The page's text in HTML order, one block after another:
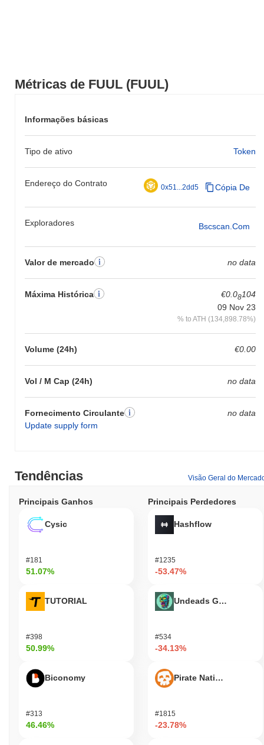
Métricas de FUUL (FUUL)
Informações básicas
Tipo de ativo Token
Endereço do Contrato 0x51...2dd5 Cópia De
Exploradores Bscscan.com
Valor de mercado no data
Máxima Histórica €0.08104
09 Nov 23
% to ATH (134,898.78%)
Volume (24h) €0.00
Vol / M Cap (24h) no data
Fornecimento Circulante
Update supply form
no data
Tendências Visão Geral do
Principais Ganhos
Cysic
#181
51.07%
TUTORIAL
#398
50.99%
Biconomy
#313
46.46%
Principais Perdedores
Hashflow
#1235
-53.47%
Undeads Games
#534
-34.13%
Pirate Nation Token
#1815
-23.78%